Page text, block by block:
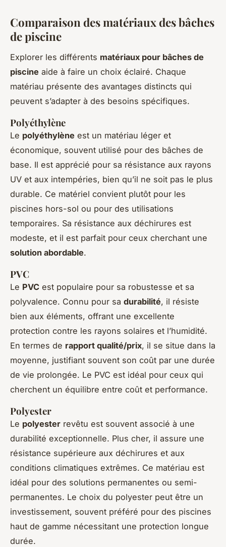
Comparaison des matériaux des bâches
de piscine
Explorer les différents matériaux pour bâches de
piscine aide à faire un choix éclairé. Chaque
matériau présente des avantages distincts qui
peuvent s’adapter à des besoins spécifiques.
Polyéthylène
Le polyéthylène est un matériau léger et
économique, souvent utilisé pour des bâches de
base. Il est apprécié pour sa résistance aux rayons
UV et aux intempéries, bien qu’il ne soit pas le plus
durable. Ce matériel convient plutôt pour les
piscines hors-sol ou pour des utilisations
temporaires. Sa résistance aux déchirures est
modeste, et il est parfait pour ceux cherchant une
solution abordable.
PVC
Le PVC est populaire pour sa robustesse et sa
polyvalence. Connu pour sa durabilité, il résiste
bien aux éléments, offrant une excellente
protection contre les rayons solaires et l’humidité.
En termes de rapport qualité/prix, il se situe dans la
moyenne, justifiant souvent son coût par une durée
de vie prolongée. Le PVC est idéal pour ceux qui
cherchent un équilibre entre coût et performance.
Polyester
Le polyester revêtu est souvent associé à une
durabilité exceptionnelle. Plus cher, il assure une
résistance supérieure aux déchirures et aux
conditions climatiques extrêmes. Ce matériau est
idéal pour des solutions permanentes ou semi-
permanentes. Le choix du polyester peut être un
investissement, souvent préféré pour des piscines
haut de gamme nécessitant une protection longue
durée.